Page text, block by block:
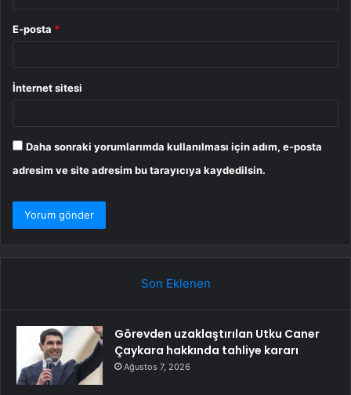
E-posta *
İnternet sitesi
Daha sonraki yorumlarımda kullanılması için adım, e-posta
adresim ve site adresim bu tarayıcıya kaydedilsin.
Son Eklenen
Görevden uzaklaştırılan Utku Caner
Çaykara hakkında tahliye kararı
Ağustos 7, 2026